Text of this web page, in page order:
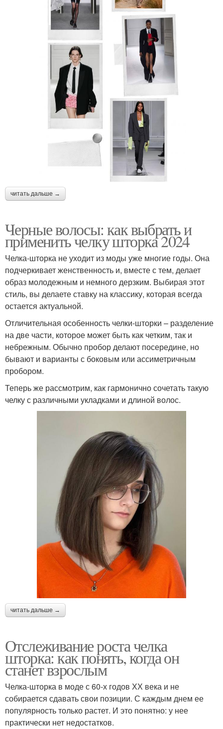
читать дальше →
Черные волосы: как выбрать и
применить челку шторка 2024
Челка-шторка не уходит из моды уже многие годы. Она
подчеркивает женственность и, вместе с тем, делает
образ молодежным и немного дерзким. Выбирая этот
стиль, вы делаете ставку на классику, которая всегда
остается актуальной.
Отличительная особенность челки-шторки – разделение
на две части, которое может быть как четким, так и
небрежным. Обычно пробор делают посередине, но
бывают и варианты с боковым или ассиметричным
пробором.
Теперь же рассмотрим, как гармонично сочетать такую
челку с различными укладками и длиной волос.
читать дальше →
Отслеживание роста челка
шторка: как понять, когда он
станет взрослым
Челка-шторка в моде с 60-х годов ХХ века и не
собирается сдавать свои позиции. С каждым днем ее
популярность только растет. И это понятно: у нее
практически нет недостатков.